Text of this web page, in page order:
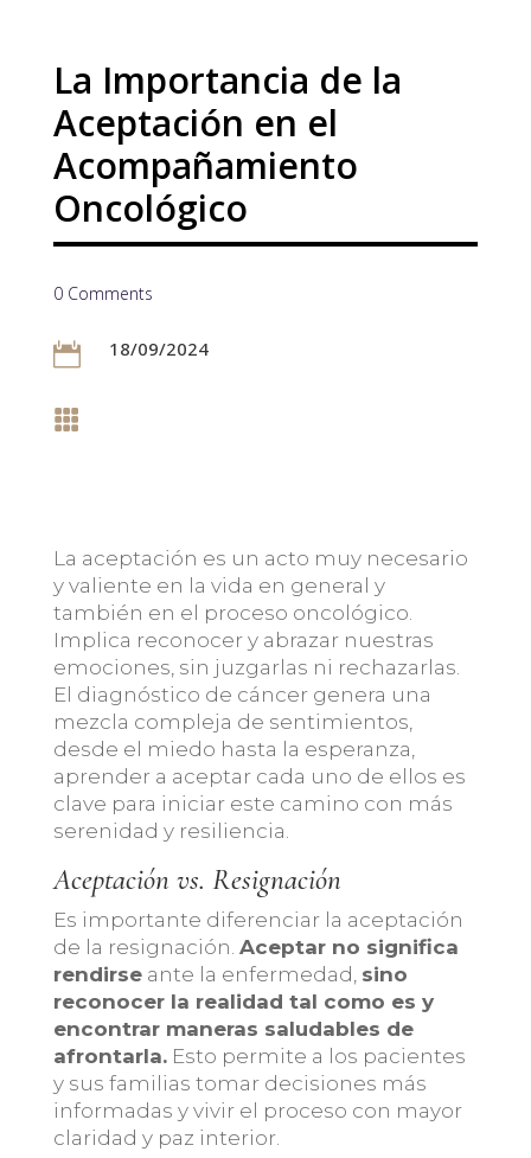
La Importancia de la
Aceptación en el
Acompañamiento
Oncológico
0 Comments
 18/09/2024

La aceptación es un acto muy necesario
y valiente en la vida en general y
también en el proceso oncológico.
Implica reconocer y abrazar nuestras
emociones, sin juzgarlas ni rechazarlas.
El diagnóstico de cáncer genera una
mezcla compleja de sentimientos,
desde el miedo hasta la esperanza,
aprender a aceptar cada uno de ellos es
clave para iniciar este camino con más
serenidad y resiliencia.
Aceptación vs. Resignación
Es importante diferenciar la aceptación
de la resignación. Aceptar no significa
rendirseante la enfermedad, sino
reconocer la realidad tal como es y
encontrar maneras saludables de
afrontarla.Esto permite a los pacientes
y sus familias tomar decisiones más
informadas y vivir el proceso con mayor
claridad y paz interior.